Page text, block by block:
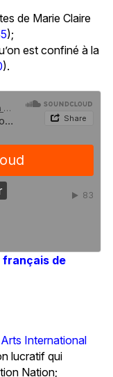
de Marie Claire
);
est confiné à la
).
français de
International
lucratif qui
Nation;